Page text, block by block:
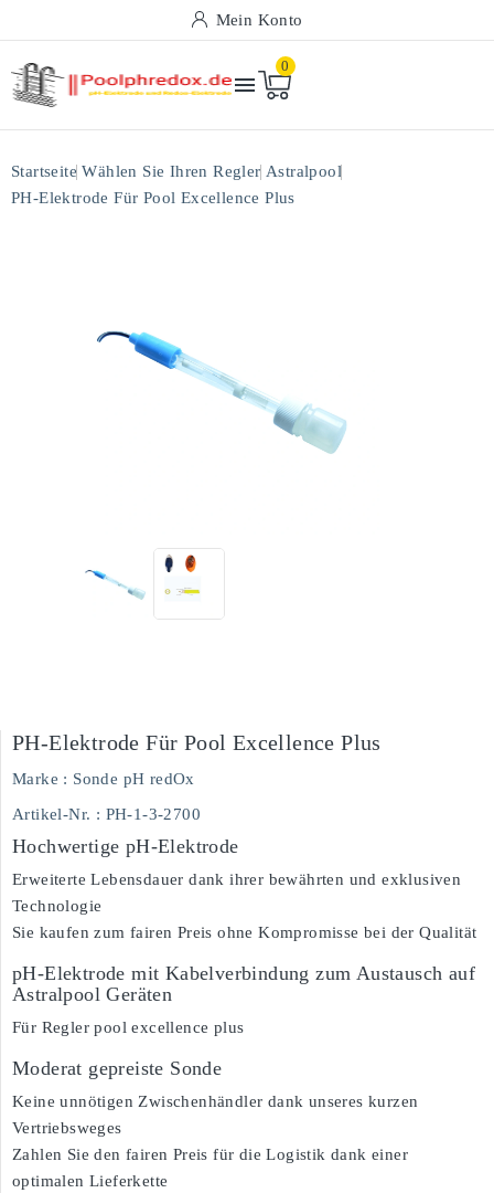
Mein Konto

0
Startseite Wählen Sie Ihren Regler Astralpool
PH-Elektrode Für Pool Excellence Plus
PH-Elektrode Für Pool Excellence Plus
Marke : Sonde pH redOx
Artikel-Nr. : PH-1-3-2700
Hochwertige pH-Elektrode
Erweiterte Lebensdauer dank ihrer bewährten und exklusiven
Technologie
Sie kaufen zum fairen Preis ohne Kompromisse bei der Qualität
pH-Elektrode mit Kabelverbindung zum Austausch auf
Astralpool Geräten
Für Regler pool excellence plus
Moderat gepreiste Sonde
Keine unnötigen Zwischenhändler dank unseres kurzen
Vertriebsweges
Zahlen Sie den fairen Preis für die Logistik dank einer
optimalen Lieferkette